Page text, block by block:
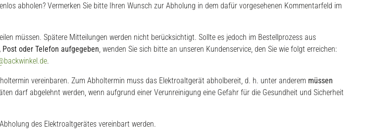
abholen? Vermerken Sie bitte Ihren Wunsch zur Abholung in dem dafür vorgesehenen Kommentarfeld im
müssen. Spätere Mitteilungen werden nicht berücksichtigt. Sollte es jedoch im Bestellprozess aus
oder Telefon aufgegeben, wenden Sie sich bitte an unseren Kundenservice, den Sie wie folgt erreichen:
.
vereinbaren. Zum Abholtermin muss das Elektroaltgerät abholbereit, d. h. unter anderem müssen
darf abgelehnt werden, wenn aufgrund einer Verunreinigung eine Gefahr für die Gesundheit und Sicherheit
des Elektroaltgerätes vereinbart werden.